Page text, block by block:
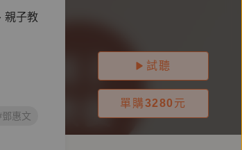
親子教
鄧惠文
試聽
單購3280 元